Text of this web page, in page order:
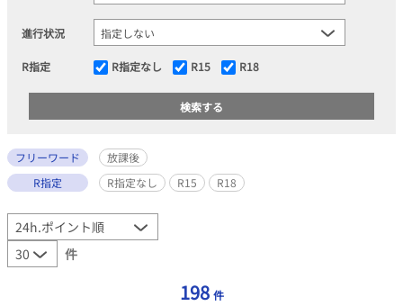
進行状況
R指定 R指定なし R15 R18
フリーワード
放課後
R指定
R指定なし R15 R18
件
198 件